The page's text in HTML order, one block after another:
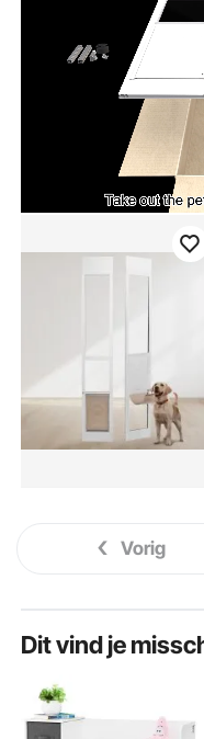
Vorig
Dit vind je